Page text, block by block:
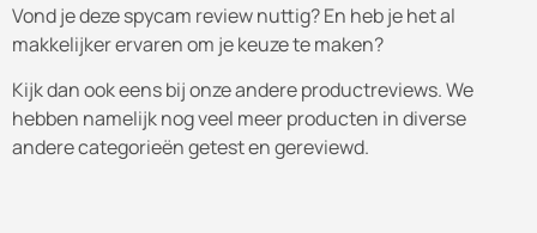
Vond je deze spycam review nuttig? En heb je het al
makkelijker ervaren om je keuze te maken?
Kijk dan ook eens bij onze andere productreviews. We
hebben namelijk nog veel meer producten in diverse
andere categorieën getest en gereviewd.